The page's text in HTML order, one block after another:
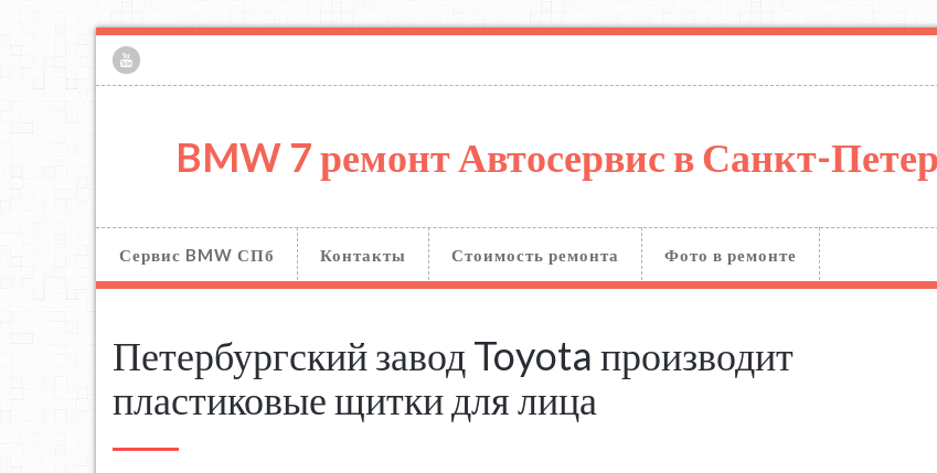
BMW 7 ремонт Автосервис в Санкт-
Сервис BMW СПб Контакты Стоимость ремонта Фото в ремонте
Петербургский завод Toyota производит
пластиковые щитки для лица